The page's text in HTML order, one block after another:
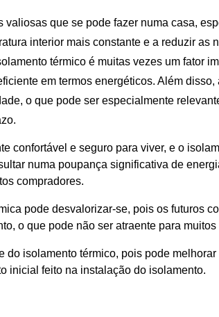
que se pode fazer numa casa,
interior mais constante e a reduzir as
térmico é muitas vezes um fator
em termos energéticos. Além
o que pode ser especialmente
confortável e seguro para viver, e o
numa poupança significativa de
compradores.
pode desvalorizar-se, pois os futuros
o que pode não ser atraente para muitos
isolamento térmico, pois pode
inicial feito na instalação do isolamento.